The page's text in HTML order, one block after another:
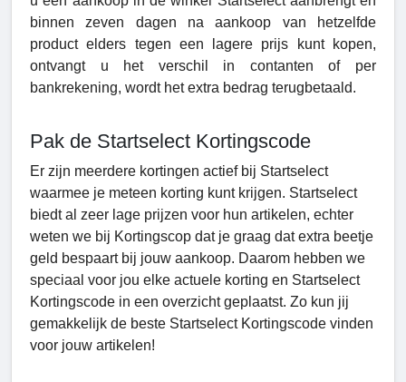
binnen zeven dagen na aankoop van hetzelfde
product elders tegen een lagere prijs kunt kopen,
ontvangt u het verschil in contanten of per
bankrekening, wordt het extra bedrag terugbetaald.
Pak de Startselect Kortingscode
Er zijn meerdere kortingen actief bij Startselect
waarmee je meteen korting kunt krijgen. Startselect
biedt al zeer lage prijzen voor hun artikelen, echter
weten we bij Kortingscop dat je graag dat extra beetje
geld bespaart bij jouw aankoop. Daarom hebben we
speciaal voor jou elke actuele korting en Startselect
Kortingscode in een overzicht geplaatst. Zo kun jij
gemakkelijk de beste Startselect Kortingscode vinden
voor jouw artikelen!